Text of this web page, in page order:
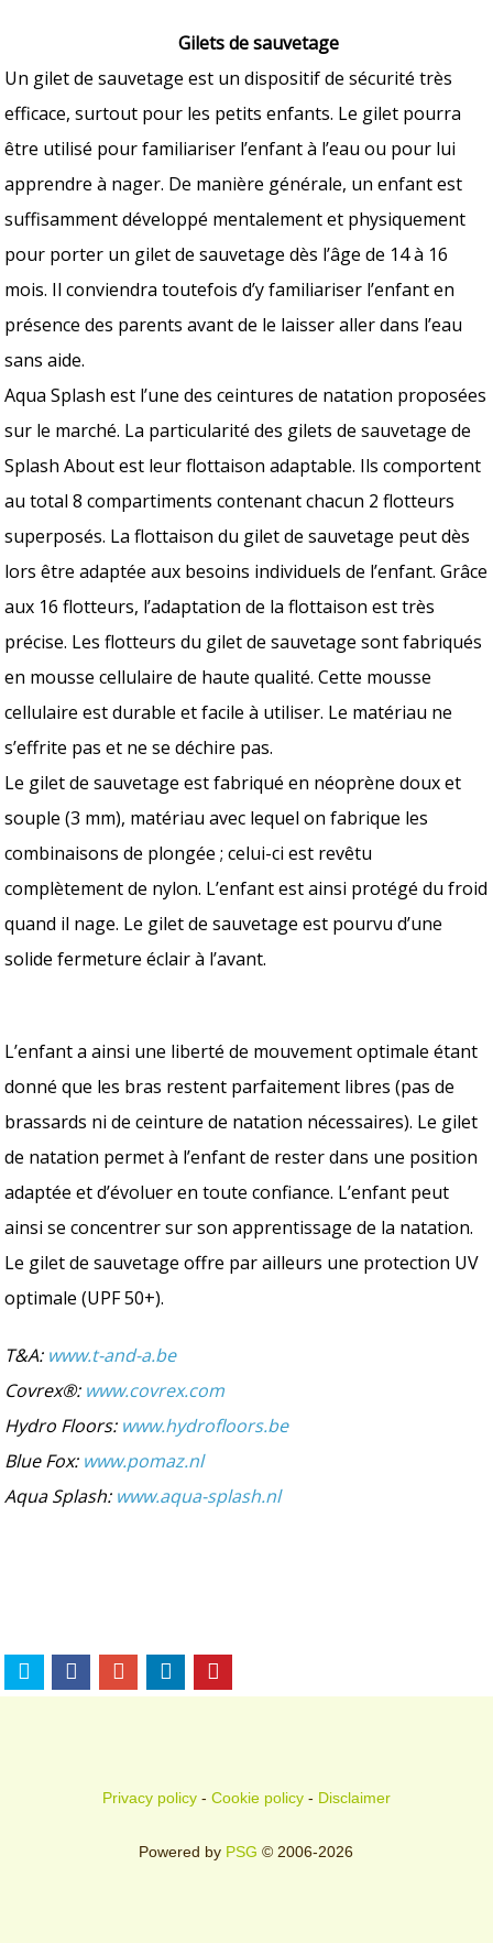
Gilets de sauvetage
Un gilet de sauvetage est un dispositif de sécurité très
efficace, surtout pour les petits enfants. Le gilet pourra
être utilisé pour familiariser l’enfant à l’eau ou pour lui
apprendre à nager. De manière générale, un enfant est
suffisamment développé mentalement et physiquement
pour porter un gilet de sauvetage dès l’âge de 14 à 16
mois. Il conviendra toutefois d’y familiariser l’enfant en
présence des parents avant de le laisser aller dans l’eau
sans aide.
Aqua Splash est l’une des ceintures de natation proposées
sur le marché. La particularité des gilets de sauvetage de
Splash About est leur flottaison adaptable. Ils comportent
au total 8 compartiments contenant chacun 2 flotteurs
superposés. La flottaison du gilet de sauvetage peut dès
lors être adaptée aux besoins individuels de l’enfant. Grâce
aux 16 flotteurs, l’adaptation de la flottaison est très
précise. Les flotteurs du gilet de sauvetage sont fabriqués
en mousse cellulaire de haute qualité. Cette mousse
cellulaire est durable et facile à utiliser. Le matériau ne
s’effrite pas et ne se déchire pas.
Le gilet de sauvetage est fabriqué en néoprène doux et
souple (3 mm), matériau avec lequel on fabrique les
combinaisons de plongée ; celui-ci est revêtu
complètement de nylon. L’enfant est ainsi protégé du froid
quand il nage. Le gilet de sauvetage est pourvu d’une
solide fermeture éclair à l’avant.
L’enfant a ainsi une liberté de mouvement optimale étant
donné que les bras restent parfaitement libres (pas de
brassards ni de ceinture de natation nécessaires). Le gilet
de natation permet à l’enfant de rester dans une position
adaptée et d’évoluer en toute confiance. L’enfant peut
ainsi se concentrer sur son apprentissage de la natation.
Le gilet de sauvetage offre par ailleurs une protection UV
optimale (UPF 50+).
T&A: www.t-and-a.be
Covrex®: www.covrex.com
Hydro Floors: www.hydrofloors.be
Blue Fox: www.pomaz.nl
Aqua Splash: www.aqua-splash.nl
Privacy policy- Cookie policy- Disclaimer
Powered by PSG © 2006-2026